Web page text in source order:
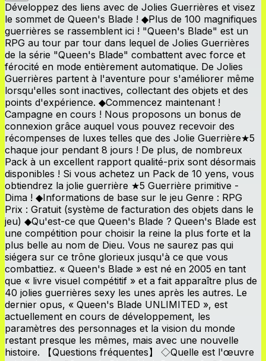
Développez des liens avec de Jolies Guerrières et visez
le sommet de Queen's Blade ! ◆Plus de 100 magnifiques
guerrières se rassemblent ici ! "Queen's Blade" est un
RPG au tour par tour dans lequel de Jolies Guerrières
de la série "Queen's Blade" combattent avec force et
férocité en mode entièrement automatique. De Jolies
Guerrières partent à l'aventure pour s'améliorer même
lorsqu'elles sont inactives, collectant des objets et des
points d'expérience. ◆Commencez maintenant !
Campagne en cours ! Nous proposons un bonus de
connexion grâce auquel vous pouvez recevoir des
récompenses de luxes telles que des Jolie Guerrière★5
chaque jour pendant 8 jours ! De plus, de nombreux
Pack à un excellent rapport qualité-prix sont désormais
disponibles ! Si vous achetez un Pack de 10 yens, vous
obtiendrez la jolie guerrière ★5 Guerrière primitive -
Dima ! ◆Informations de base sur le jeu Genre : RPG
Prix : Gratuit (système de facturation des objets dans le
jeu) ◆Qu'est-ce que Queen's Blade ? Queen's Blade est
une compétition pour choisir la reine la plus forte et la
plus belle au nom de Dieu. Vous ne saurez pas qui
siégera sur ce trône glorieux jusqu'à ce que vous
combattiez. « Queen's Blade » est né en 2005 en tant
que « livre visuel compétitif » et a fait apparaître plus de
40 jolies guerrières sexy les unes après les autres. Le
dernier opus, « Queen's Blade UNLIMITED », est
actuellement en cours de développement, les
paramètres des personnages et la vision du monde
restant presque les mêmes, mais avec une nouvelle
histoire. 【Questions fréquentes】 ◇Quelle est l'œuvre